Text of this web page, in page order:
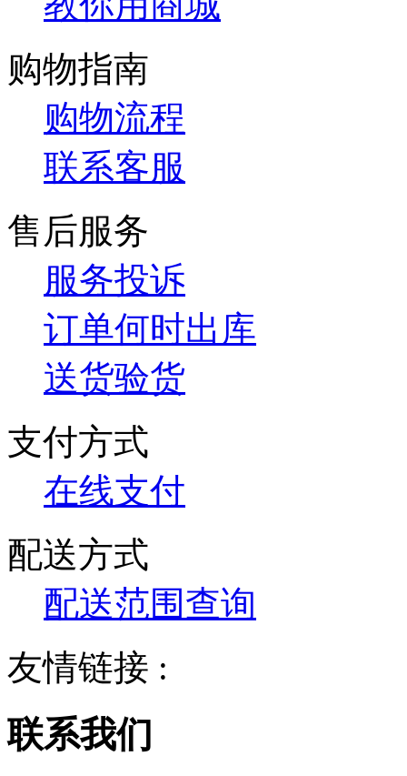
购物指南
购物流程
联系客服
售后服务
服务投诉
订单何时出库
送货验货
支付方式
在线支付
配送方式
配送范围查询
友情链接 :
联系我们